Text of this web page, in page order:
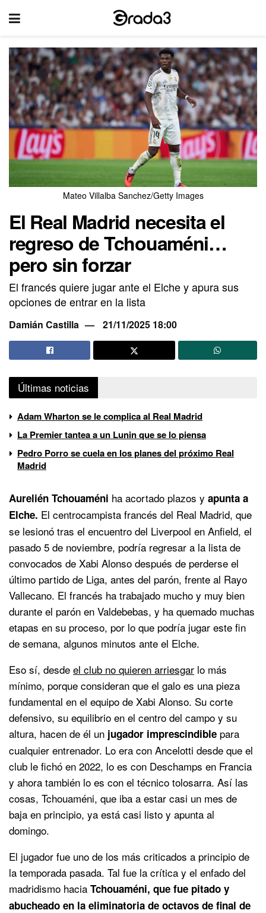
Mateo Villalba Sanchez/Getty Images
El Real Madrid necesita el
regreso de Tchouaméni…
pero sin forzar
El francés quiere jugar ante el Elche y apura sus
opciones de entrar en la lista
Damián Castilla 21/11/2025 18:00
Últimas noticias
Adam Wharton se le complica al Real Madrid
La Premier tantea a un Lunin que se lo piensa
Pedro Porro se cuela en los planes del próximo Real
Madrid
Aurelién Tchouaméni ha acortado plazos y apunta a
Elche. El centrocampista francés del Real Madrid, que
se lesionó tras el encuentro del Liverpool en Anfield, el
pasado 5 de noviembre, podría regresar a la lista de
convocados de Xabi Alonso después de perderse el
último partido de Liga, antes del parón, frente al Rayo
Vallecano. El francés ha trabajado mucho y muy bien
durante el parón en Valdebebas, y ha quemado muchas
etapas en su proceso, por lo que podría jugar este fin
de semana, algunos minutos ante el Elche.
Eso sí, desde el club no quieren arriesgar lo más
mínimo, porque consideran que el galo es una pieza
fundamental en el equipo de Xabi Alonso. Su corte
defensivo, su equilibrio en el centro del campo y su
altura, hacen de él un jugador imprescindible para
cualquier entrenador. Lo era con Ancelotti desde que el
club le fichó en 2022, lo es con Deschamps en Francia
y ahora también lo es con el técnico tolosarra. Así las
cosas, Tchouaméni, que iba a estar casi un mes de
baja en principio, ya está casi listo y apunta al
domingo.
El jugador fue uno de los más criticados a principio de
la temporada pasada. Tal fue la crítica y el enfado del
madridismo hacia Tchouaméni, que fue pitado y
abucheado en la eliminatoria de octavos de final de